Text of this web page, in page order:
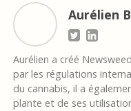
Aurélien
Aurélien a créé
par les régulations
du cannabis, il a
plante et de ses